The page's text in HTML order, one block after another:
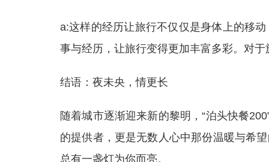
a:这样的经历让旅行不仅仅是身体上的移
事与经历，让旅行变得更加丰富多彩。对
结语：夜未央，情更长
随着城市逐渐迎来新的黎明，“泊头快餐
的提供者，更是无数人心中那份温暖与希
总有一盏灯为你而亮。